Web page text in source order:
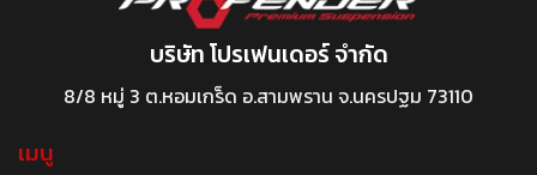
บริษัท โปรเฟนเดอร์ จำกัด
8/8 หมู่ 3 ต.หอมเกร็ด อ.สามพราน จ.นครปฐม 73110
เมนู